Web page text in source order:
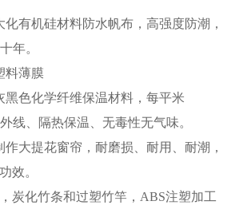
化有机硅材料防水帆布，高强度防潮，
年。
料薄膜
黑色化学纤维保温材料，每平米
线、隔热保温、无毒性无气味。
作大提花窗帘，耐磨损、耐用、耐潮，
效。
炭化竹条和过塑竹竿，ABS注塑加工